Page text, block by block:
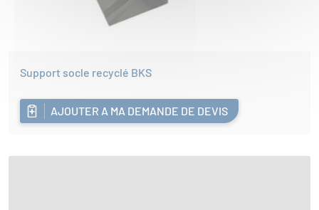
Support socle recyclé BKS
AJOUTER A MA DEMANDE DE DEVIS